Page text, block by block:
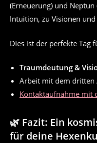
(Erneuerung) und
Intuition, zu Visionen
Dies ist der perfekte Tag
Traumdeutung &
Arbeit mit dem dritten
Kontaktaufnahme mit
🌿 Fazit: Ein
für deine